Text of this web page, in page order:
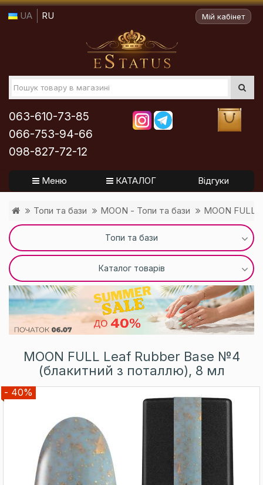
UA RU Мій кабінет
063-610-73-85
066-753-94-66
098-827-72-12
Меню КАТАЛОГ Відгуки
Топи та бази MOON - Топи та бази MOON FULL
Топи та бази
Каталог товарів
MOON FULL Leaf Rubber Base №4
(блакитний з поталлю), 8 мл
- 40%